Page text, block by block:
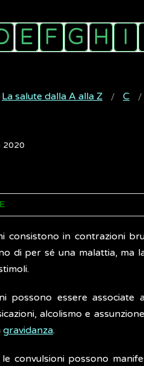
La salute dalla A alla Z C
2020
consistono in contrazioni
di per sé una malattia, ma
possono essere associate
alcolismo e
gravidanza.
convulsioni possono